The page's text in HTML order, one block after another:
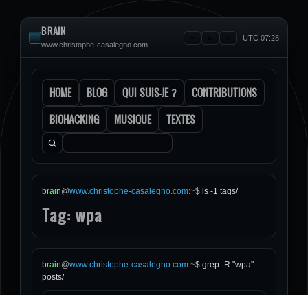
BRAIN
www.christophe-casalegno.com
UTC 07:28
HOME BLOG QUI SUIS-JE ?
CONTRIBUTIONS
BIOHACKING
MUSIQUE TEXTES
Rechercher :
brain@www.christophe-casalegno.com:~$ ls -1 tags/
Tag: wpa
brain@www.christophe-casalegno.com:~$ grep -R "wpa"
posts/